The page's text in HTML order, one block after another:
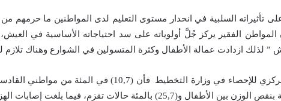
تأثيراته السلبية في انحدار مستوى التعليم لدى المواطنين ما
الفقير يركز جُلَّ أولوياته على سد احتياجاته الأساسية في العيش،
” لذلك ازدادت عمالة الأطفال وكثرة المتسولين في الشوارع وهناك
حالات تقزم، فيما بلغت إصابات الهزال (9,3) بالمئة بسبب تدني مستوى التغذية.